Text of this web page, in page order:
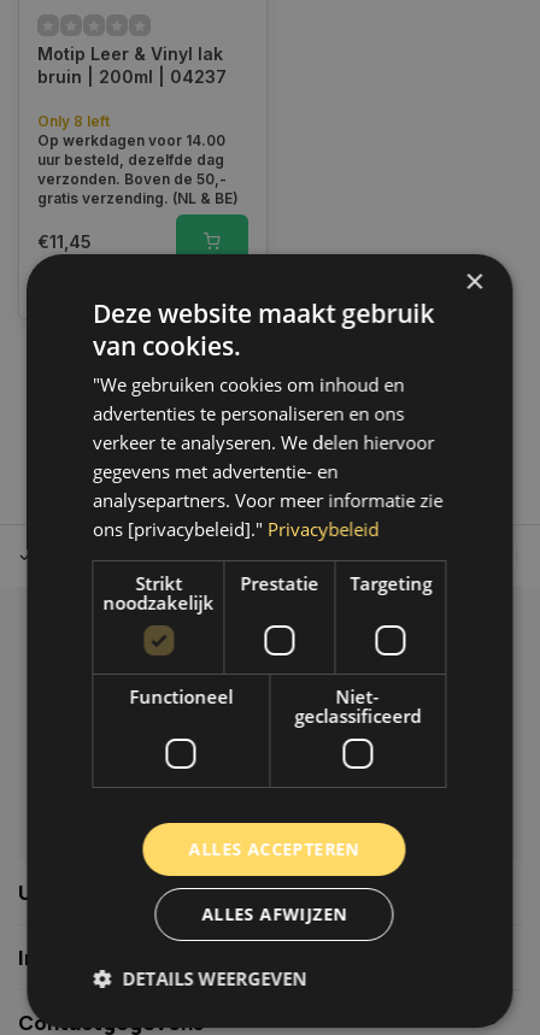
Motip Leer & Vinyl lak
bruin | 200ml | 04237
Only 8 left
Op werkdagen voor 14.00
uur besteld, dezelfde dag
verzonden. Boven de 50,-
gratis verzending. (NL & BE)
€11,45
1
Tot 30 dagen retour sturen. Op werkdagen voor 14.00 uur
Klantenservice
Veelgestelde vragen
06-39119169
info@autoklusser.nl
Usefull links
Informatie
Contactgegevens
×
Deze website maakt gebruik
van cookies.
"We gebruiken cookies om inhoud en
advertenties te personaliseren en ons
verkeer te analyseren. We delen hiervoor
gegevens met advertentie- en
analysepartners. Voor meer informatie zie
ons [privacybeleid]." Privacybeleid
Strikt
noodzakelijk
Prestatie Targeting
Functioneel
Niet-
geclassificeerd
ALLES ACCEPTEREN
ALLES AFWIJZEN
DETAILS WEERGEVEN